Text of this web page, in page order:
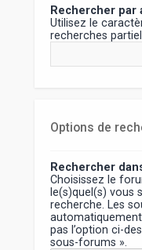
Rechercher par
Utilisez le
recherches
Options de
Rechercher
Choisissez le
le(s)quel(s) vous
recherche. Les
pas l’option ci-
sous-forums ».